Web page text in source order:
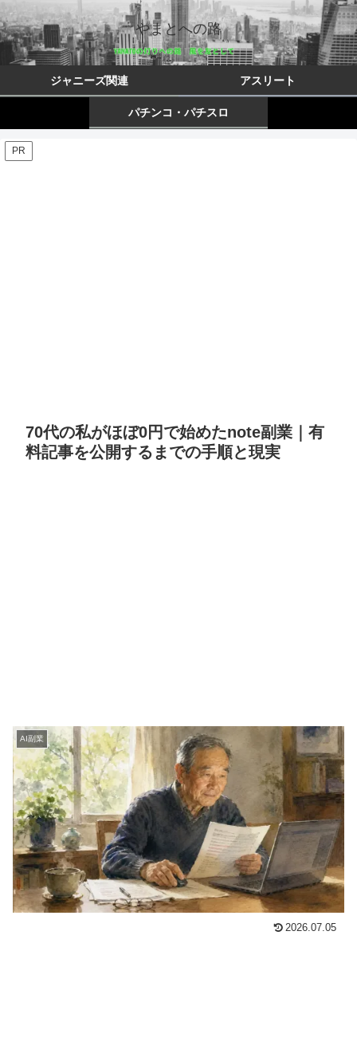
やまとへの路
ジャニーズ関連 アスリート
パチンコ・パチスロ
PR
70代の私がほぼ0円で始めたnote副業｜有
料記事を公開するまでの手順と現実
AI副業
2026.07.05